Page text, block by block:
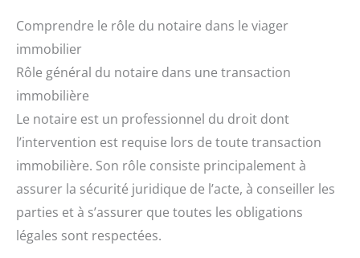
Comprendre le rôle du notaire dans le viager
immobilier
Rôle général du notaire dans une transaction
immobilière
Le notaire est un professionnel du droit dont
l’intervention est requise lors de toute transaction
immobilière. Son rôle consiste principalement à
assurer la sécurité juridique de l’acte, à conseiller les
parties et à s’assurer que toutes les obligations
légales sont respectées.